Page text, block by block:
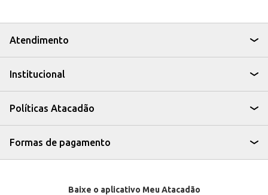
Atendimento
Institucional
Políticas Atacadão
Formas de pagamento
Baixe o aplicativo Meu Atacadão